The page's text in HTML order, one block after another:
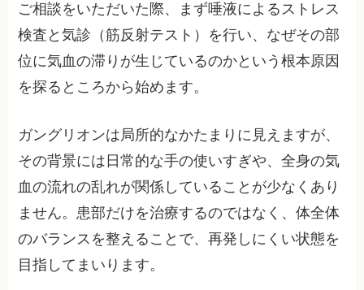
ご相談をいただいた際、まず唾液によるストレス
検査と気診（筋反射テスト）を行い、なぜその部
位に気血の滞りが生じているのかという根本原因
を探るところから始めます。
ガングリオンは局所的なかたまりに見えますが、
その背景には日常的な手の使いすぎや、全身の気
血の流れの乱れが関係していることが少なくあり
ません。患部だけを治療するのではなく、体全体
のバランスを整えることで、再発しにくい状態を
目指してまいります。